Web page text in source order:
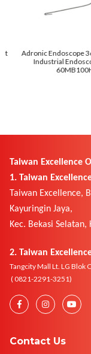
Adronic Endoscope
Industrial
60MB100HD
Taiwan Excellence
1. Taiwan
Taiwan Excellence,
Kayuringin Jaya,
Kec. Bekasi
2. Taiwan
Tangcity Mall Lt. LG Blok
( 0821-2291-3251)
Contact Us